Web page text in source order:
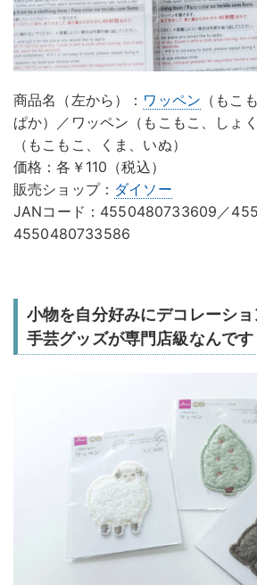
商品名（左から）： ワッペン （もこ
ぱか）／ワッペン（もこもこ、しょ
（もこもこ、くま、いぬ）
価格：各￥110（税込）
販売ショップ： ダイソー
JANコード：4550480733609／
4550480733586
小物を自分好みにデコレーシ
手芸グッズが専門店級なんです